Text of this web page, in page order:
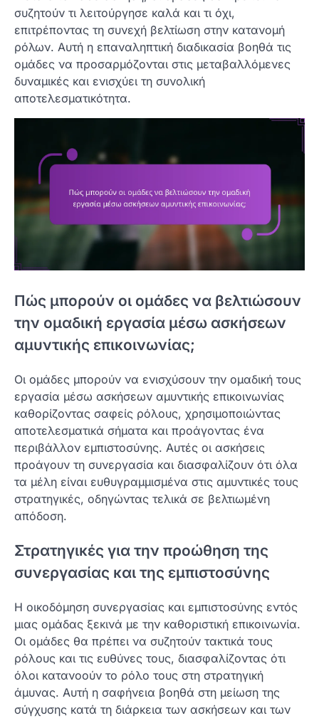
συζητούν τι λειτούργησε καλά και τι όχι,
επιτρέποντας τη συνεχή βελτίωση στην κατανομή
ρόλων. Αυτή η επαναληπτική διαδικασία βοηθά τις
ομάδες να προσαρμόζονται στις μεταβαλλόμενες
δυναμικές και ενισχύει τη συνολική
αποτελεσματικότητα.
Πώς μπορούν οι ομάδες να βελτιώσουν
την ομαδική εργασία μέσω ασκήσεων
αμυντικής επικοινωνίας;
Οι ομάδες μπορούν να ενισχύσουν την ομαδική τους
εργασία μέσω ασκήσεων αμυντικής επικοινωνίας
καθορίζοντας σαφείς ρόλους, χρησιμοποιώντας
αποτελεσματικά σήματα και προάγοντας ένα
περιβάλλον εμπιστοσύνης. Αυτές οι ασκήσεις
προάγουν τη συνεργασία και διασφαλίζουν ότι όλα
τα μέλη είναι ευθυγραμμισμένα στις αμυντικές τους
στρατηγικές, οδηγώντας τελικά σε βελτιωμένη
απόδοση.
Στρατηγικές για την προώθηση της
συνεργασίας και της εμπιστοσύνης
Η οικοδόμηση συνεργασίας και εμπιστοσύνης εντός
μιας ομάδας ξεκινά με την καθοριστική επικοινωνία.
Οι ομάδες θα πρέπει να συζητούν τακτικά τους
ρόλους και τις ευθύνες τους, διασφαλίζοντας ότι
όλοι κατανοούν το ρόλο τους στη στρατηγική
άμυνας. Αυτή η σαφήνεια βοηθά στη μείωση της
σύγχυσης κατά τη διάρκεια των ασκήσεων και των